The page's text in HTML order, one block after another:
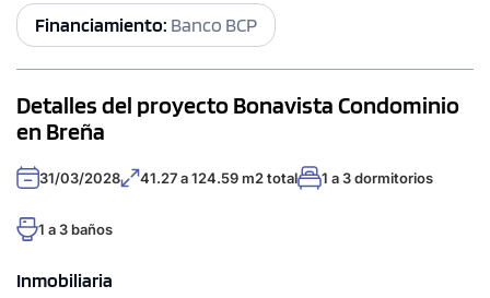
Financiamiento: Banco BCP
Detalles del proyecto Bonavista Condominio
en Breña
31/03/2028 41.27 a 124.59 m2 total 1 a 3 dormitorios
1 a 3 baños
Inmobiliaria